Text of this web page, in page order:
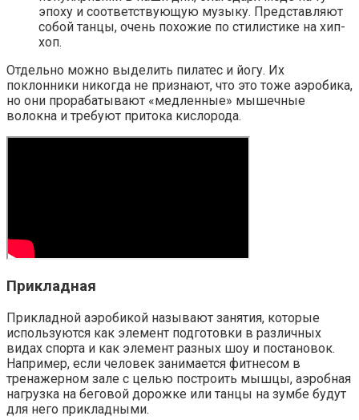
эпоху и соответствующую музыку. Представляют
собой танцы, очень похожие по стилистике на хип-
хоп.
Отдельно можно выделить пилатес и йогу. Их
поклонники никогда не признают, что это тоже аэробика,
но они прорабатывают «медленные» мышечные
волокна и требуют притока кислорода.
Прикладная
Прикладной аэробикой называют занятия, которые
используются как элемент подготовки в различных
видах спорта и как элемент разных шоу и постановок.
Например, если человек занимается фитнесом в
тренажерном зале с целью построить мышцы, аэробная
нагрузка на беговой дорожке или танцы на зумбе будут
для него прикладными.